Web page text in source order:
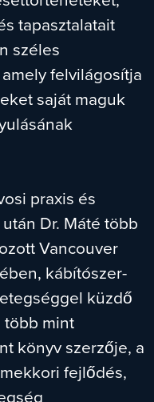
tapasztalatait
széles
felvilágosítja
saját maguk
praxis és
Dr. Máté több
Vancouver
kábítószer-
küzdő
több mint
könyv szerzője, a
fejlődés,